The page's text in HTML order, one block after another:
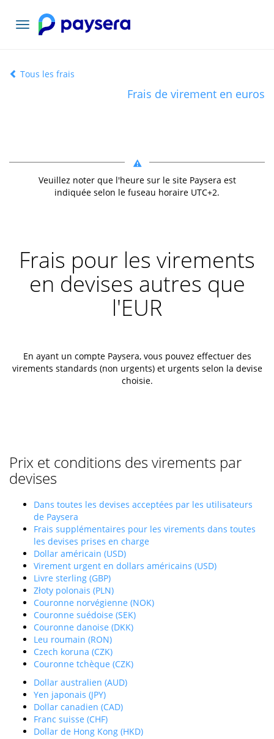
Basculer
Tous les frais
Frais de virement en euros
Veuillez noter que l'heure sur le site Paysera est
indiquée selon le fuseau horaire UTC+2.
Frais pour les virements
en devises autres que
l'EUR
En ayant un compte Paysera, vous pouvez effectuer des
virements standards (non urgents) et urgents selon la devise
choisie.
Prix et conditions des virements par
devises
Dans toutes les devises acceptées par les utilisateurs
de Paysera
Frais supplémentaires pour les virements dans toutes
les devises prises en charge
Dollar américain (USD)
Virement urgent en dollars américains (USD)
Livre sterling (GBP)
Złoty polonais (PLN)
Couronne norvégienne (NOK)
Couronne suédoise (SEK)
Couronne danoise (DKK)
Leu roumain (RON)
Czech koruna (CZK)
Couronne tchèque (CZK)
Dollar australien (AUD)
Yen japonais (JPY)
Dollar canadien (CAD)
Franc suisse (CHF)
Dollar de Hong Kong (HKD)